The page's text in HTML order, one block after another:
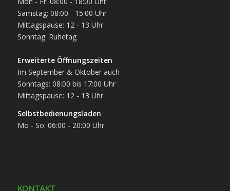
Samstag: 08:00 - 15:00 Uhr
Mittagspause: 12 - 13 Uhr
Sonntag: Ruhetag
Erweiterte Öffnungszeiten
Im September & Oktober auch
Sonntags: 08:00 bis 17:00 Uhr
Mittagspause: 12 - 13 Uhr
Selbstbedienungsladen
Mo - So: 06:00 - 20:00 Uhr
KONTAKT